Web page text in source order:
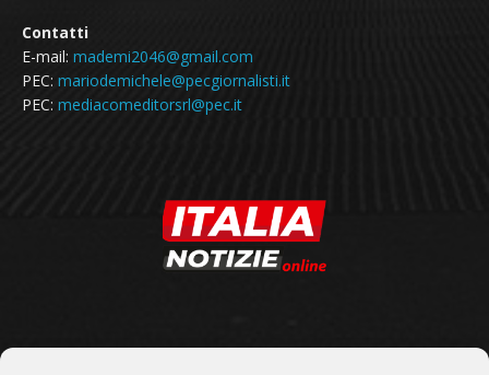
Contatti
E-mail: mademi2046@gmail.com
PEC: mariodemichele@pecgiornalisti.it
PEC: mediacomeditorsrl@pec.it
SEGUICI SU